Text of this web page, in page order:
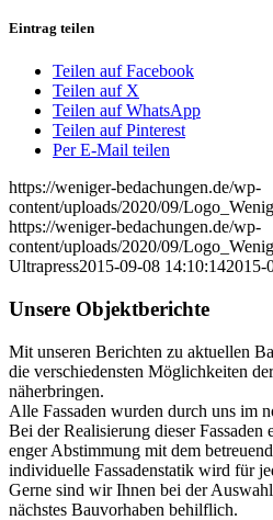
Eintrag teilen
Teilen auf Facebook
Teilen auf X
Teilen auf WhatsApp
Teilen auf Pinterest
Per E-Mail teilen
https://weniger-bedachungen.de/wp-
content/uploads/2020/09/
https://weniger-bedachungen.de/wp-
content/uploads/2020/09/
Ultrapress2015-09-08 14:10:142015-
Unsere Objektberichte
Mit unseren Berichten zu aktuellen
die verschiedensten Möglichkeiten
näherbringen.
Alle Fassaden wurden durch uns im
Bei der Realisierung dieser
enger Abstimmung mit dem
individuelle Fassadenstatik wird für
Gerne sind wir Ihnen bei der
nächstes Bauvorhaben behilflich.